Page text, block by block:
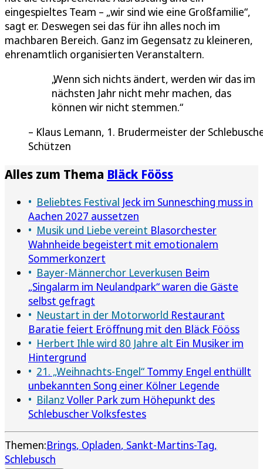
eingespieltes Team – „wir sind wie eine Großfamilie“,
sagt er. Deswegen sei das für ihn alles noch im
machbaren Bereich. Ganz im Gegensatz zu kleineren,
ehrenamtlich organisierten Veranstaltern.
Wenn sich nichts ändert, werden wir das im
nächsten Jahr nicht mehr machen, das
können wir nicht stemmen.
Klaus Lemann, 1. Brudermeister der
Schützen
Alles zum Thema Bläck Fööss
Beliebtes Festival Jeck im Sunnesching muss in
Aachen 2027 aussetzen
Musik und Liebe vereint Blasorchester
Wahnheide begeistert mit emotionalem
Sommerkonzert
Bayer-Männerchor Leverkusen Beim
„Singalarm im Neulandpark“ waren die Gäste
selbst gefragt
Neustart in der Motorworld Restaurant
Baratie feiert Eröffnung mit den Bläck Fööss
Herbert Ihle wird 80 Jahre alt Ein Musiker im
Hintergrund
21. „Weihnachts-Engel“ Tommy Engel enthüllt
unbekannten Song einer Kölner Legende
Bilanz Voller Park zum Höhepunkt des
Schlebuscher Volksfestes
Themen:Brings Opladen Sankt-Martins-Tag
Schlebusch